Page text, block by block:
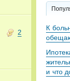
2
К
и что